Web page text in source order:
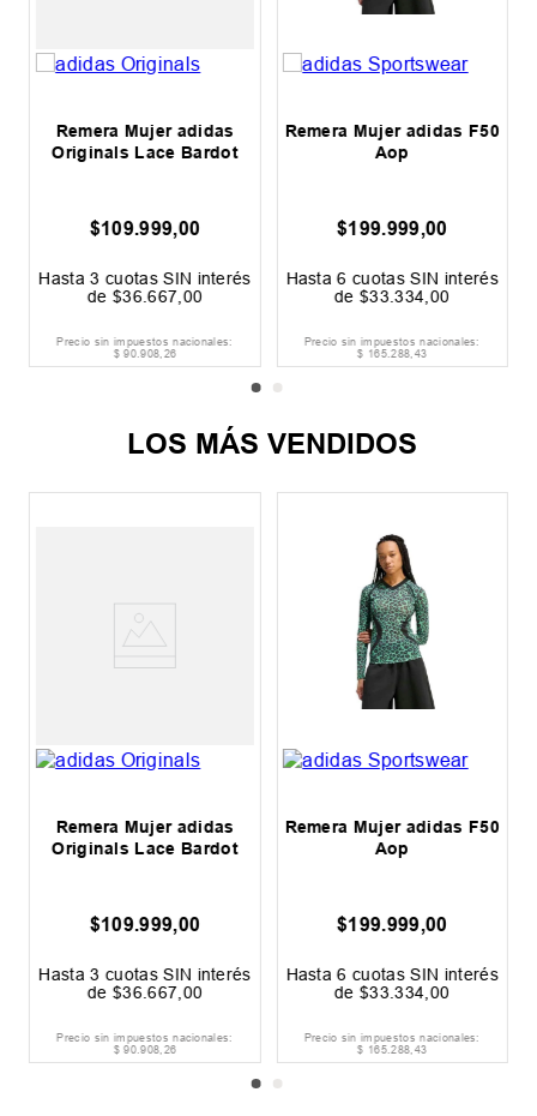
Remera Mujer adidas
Originals Lace Bardot
$109.999,00
Hasta3 cuotas SIN interés
de $36 .667 00
Precio sin impuestos nacionales:
$ 90.908,26
Remera Mujer adidas F50
Aop
$199.999,00
Hasta6 cuotas SIN interés
de $33 .334 00
Precio sin impuestos nacionales:
$ 165.288,43
LOS MÁS VENDIDOS
Remera Mujer adidas
Originals Lace Bardot
$109.999,00
Hasta3 cuotas SIN interés
de $36 .667 00
Precio sin impuestos nacionales:
$ 90.908,26
Remera Mujer adidas F50
Aop
$199.999,00
Hasta6 cuotas SIN interés
de $33 .334 00
Precio sin impuestos nacionales:
$ 165.288,43